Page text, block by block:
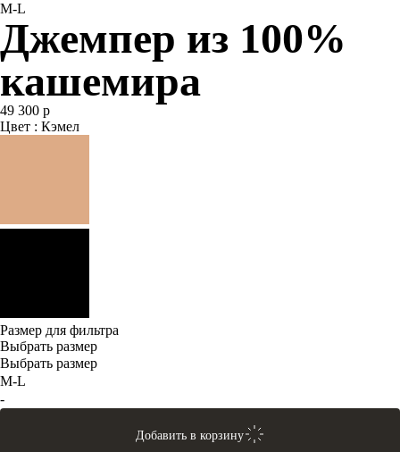
M-L
Джемпер из 100%
кашемира
49 300 р
Цвет : Кэмел
Размер для фильтра
Выбрать размер
Выбрать размер
M-L
-
Добавить в корзину